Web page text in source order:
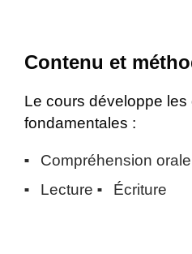
Contenu et
Le cours développe
fondamentales :
Compréhension orale
Lecture
Écriture